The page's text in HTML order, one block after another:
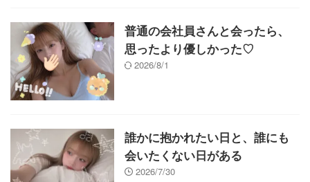
普通の会社員さんと会ったら、
思ったより優しかった♡
2026/8/1
誰かに抱かれたい日と、誰にも
会いたくない日がある
2026/7/30